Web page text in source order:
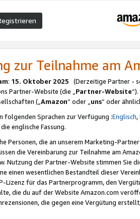
zur Teilnahme am
: 15. Oktober 2025 (Derzeitige Partner -
Partner-Website (die „Partner-Website
(„Amazon“ oder „uns“ oder
folgenden Sprachen zur Verfügung :Englisch,
englische Fassung.
Personen, die an unserem Marketing-
die Vereinbarung zur Teilnahme am
Nutzung der Partner-Website stimmen Sie
einen wesentlichen Bestandteil dieser
Lizenz für das Partnerprogramm, den
die du auf der Website Amazon.com
die gegen eine Vergütung